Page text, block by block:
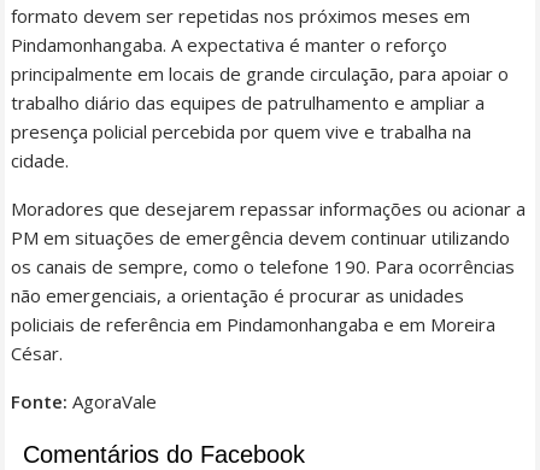
formato devem ser repetidas nos próximos meses em
Pindamonhangaba. A expectativa é manter o reforço
principalmente em locais de grande circulação, para apoiar o
trabalho diário das equipes de patrulhamento e ampliar a
presença policial percebida por quem vive e trabalha na
cidade.
Moradores que desejarem repassar informações ou acionar a
PM em situações de emergência devem continuar utilizando
os canais de sempre, como o telefone 190. Para ocorrências
não emergenciais, a orientação é procurar as unidades
policiais de referência em Pindamonhangaba e em Moreira
César.
Fonte: AgoraVale
Comentários do Facebook